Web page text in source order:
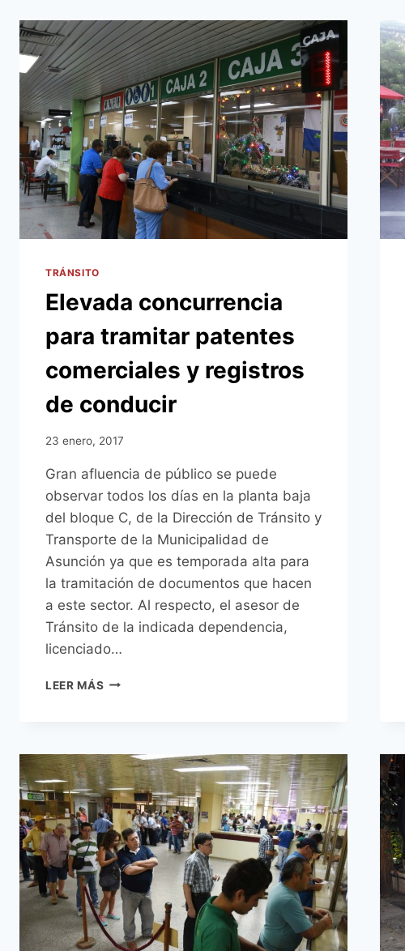
EN
VIÑAS
CUE
TRÁNSITO
Elevada concurrencia
para tramitar patentes
comerciales y registros
de conducir
23 enero, 2017
Gran afluencia de público se puede
observar todos los días en la planta baja
del bloque C, de la Dirección de Tránsito y
Transporte de la Municipalidad de
Asunción ya que es temporada alta para
la tramitación de documentos que hacen
a este sector. Al respecto, el asesor de
Tránsito de la indicada dependencia,
licenciado…
LEER MÁS ELEVADA
COMERCIALES
Y
REGISTROS
DE
CONDUCIR